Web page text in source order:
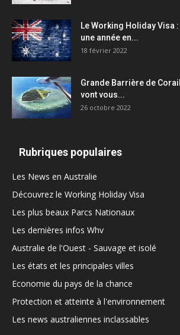
Le Working Holiday Visa
une année en...
18 février 2022
Grande Barrière de
vont vous...
26 octobre 2022
Rubriques populaires
Les News en Australie
Découvrez le Working Holiday Visa
Les plus beaux Parcs Nationaux
Les dernières infos Whv
Australie de l'Ouest - Sauvage et isolé
Les états et les principales villes
Economie du pays de la chance
Protection et atteinte à l'environnement
Les news australiennes inclassables